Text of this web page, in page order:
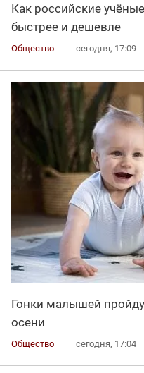
Как российские
быстрее и дешевле
Общество сегодня, 17:09
Гонки малышей
осени
Общество сегодня, 17:04